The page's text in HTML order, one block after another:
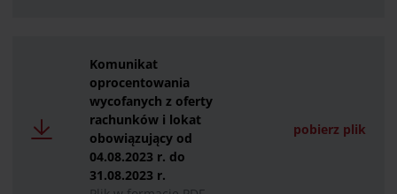
Komunikat
oprocentowania
wycofanych z oferty
rachunków i lokat
obowiązujący od
04.08.2023 r. do
31.08.2023 r.
pobierz plik